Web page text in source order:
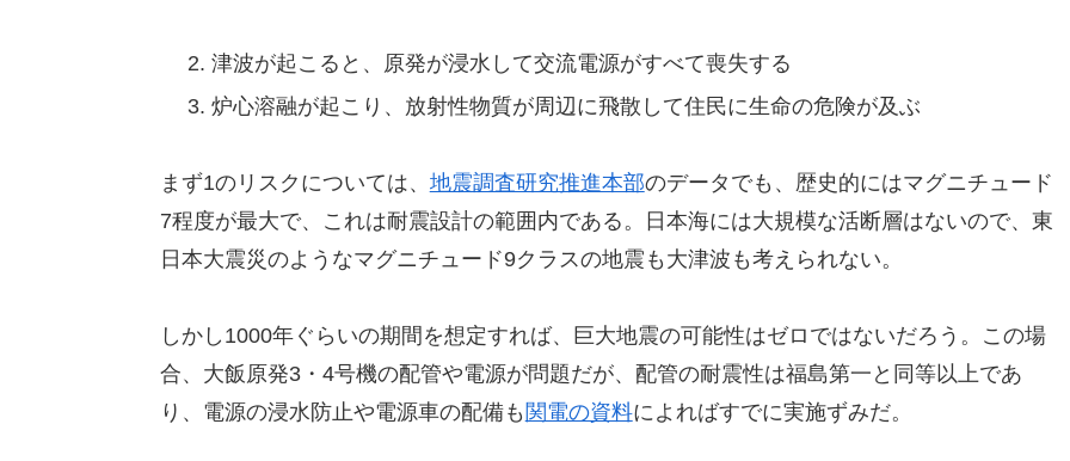
津波が起こると、原発が浸水して交流電源がすべて喪失する
炉心溶融が起こり、放射性物質が周辺に飛散して住民に生命の危険が及ぶ
まず1のリスクについては、 地震調査研究推進本部のデータでも、歴史的にはマグニチュード
7程度が最大で、これは耐震設計の範囲内である。日本海には大規模な活断層はないので、東
日本大震災のようなマグニチュード9クラスの地震も大津波も考えられない。
しかし1000年ぐらいの期間を想定すれば、巨大地震の可能性はゼロではないだろう。この場
合、大飯原発3・4号機の配管や電源が問題だが、配管の耐震性は福島第一と同等以上であ
り、電源の浸水防止や電源車の配備も 関電の資料によればすでに実施ずみだ。